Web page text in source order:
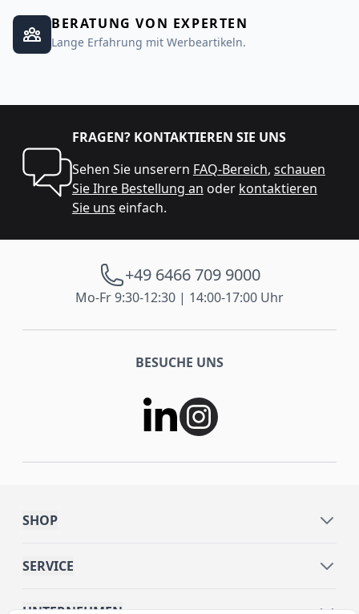
BERATUNG VON EXPERTEN
Lange Erfahrung mit Werbeartikeln.
FRAGEN? KONTAKTIEREN SIE UNS
Sehen Sie unserern FAQ-Bereich, schauen
Sie Ihre Bestellung an oder kontaktieren
Sie uns einfach.
+49 6466 709 9000
Mo-Fr 9:30-12:30 | 14:00-17:00 Uhr
BESUCHE UNS
SHOP
SERVICE